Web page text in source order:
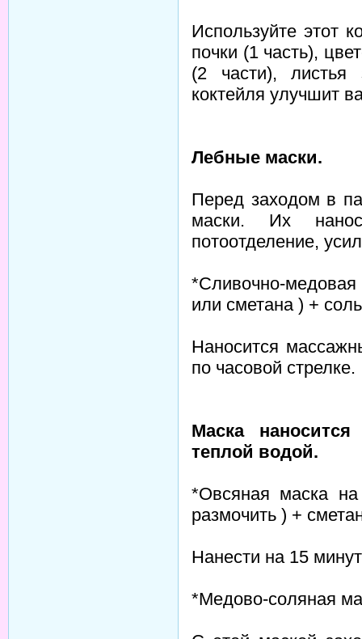
Используйте этот
почки (1 часть),
(2 части), листья
коктейля улучшит
Лебные маски.
Перед заходом в
маски. Их
потоотделение,
*Сливочно-
или сметана ) +
Наносится
по часовой стрелке.
Маска
теплой водой.
*Овсяная маска
размочить ) +
Нанести на 15
*Медово-соляная